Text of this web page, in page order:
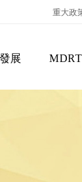
重大政
展 MDRT